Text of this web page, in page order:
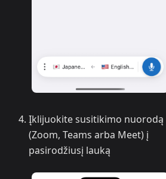
Įklijuokite susitikimo nuorodą
(Zoom, Teams arba Meet) į
pasirodžiusį lauką